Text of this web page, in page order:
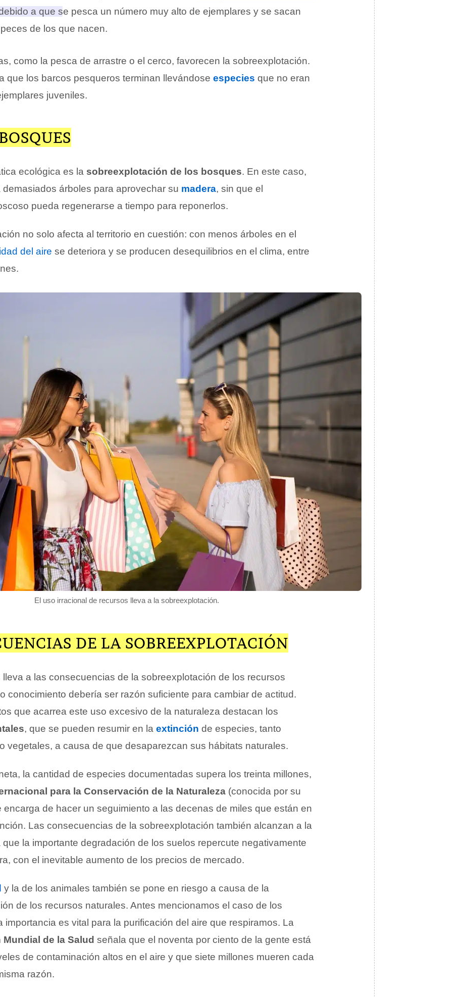
a que se pesca un número muy alto de ejemplares y se sacan
de los que nacen.
como la pesca de arrastre o el cerco, favorecen la sobreexplotación.
que los barcos pesqueros terminan llevándose especies que no eran
juveniles.
ecológica es la sobreexplotación de los bosques. En este caso,
demasiados árboles para aprovechar su madera, sin que el
pueda regenerarse a tiempo para reponerlos.
no solo afecta al territorio en cuestión: con menos árboles en el
del aire se deteriora y se producen desequilibrios en el clima, entre
El uso irracional de recursos lleva a la sobreexplotación.
DE LA SOBREEXPLOTACIÓN
lleva a las consecuencias de la sobreexplotación de los recursos
conocimiento debería ser razón suficiente para cambiar de actitud.
que acarrea este uso excesivo de la naturaleza destacan los
, que se pueden resumir en la extinción de especies, tanto
vegetales, a causa de que desaparezcan sus hábitats naturales.
la cantidad de especies documentadas supera los treinta millones,
para la Conservación de la Naturaleza (conocida por su
encarga de hacer un seguimiento a las decenas de miles que están en
Las consecuencias de la sobreexplotación también alcanzan a la
que la importante degradación de los suelos repercute negativamente
con el inevitable aumento de los precios de mercado.
y la de los animales también se pone en riesgo a causa de la
de los recursos naturales. Antes mencionamos el caso de los
importancia es vital para la purificación del aire que respiramos. La
de la Salud señala que el noventa por ciento de la gente está
de contaminación altos en el aire y que siete millones mueren cada
razón.